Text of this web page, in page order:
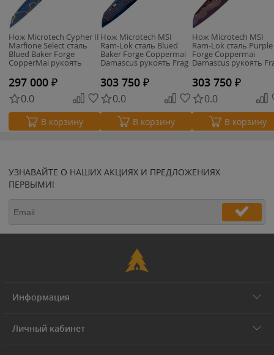
Нож Microtech Cypher II
Marfione Select сталь
Blued Baker Forge
CopperMai рукоять
Black Aluminum
297 000 ₽
0.0
В корзину
Нож Microtech MSI
Ram-Lok сталь Blued
Baker Forge Coppermai
Damascus рукоять Frag
303 750 ₽
0.0
В корзину
Нож Microtech MSI
Ram-Lok сталь Purple
Forge Coppermai
Damascus рукоять
303 750 ₽
0.0
В корзину
УЗНАВАЙТЕ О НАШИХ АКЦИЯХ И ПРЕДЛОЖЕНИЯХ
ПЕРВЫМИ!
Информация
Личный кабинет